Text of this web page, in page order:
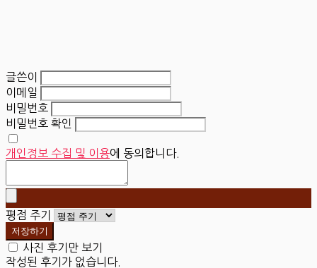
글쓴이
이메일
비밀번호
비밀번호 확인
개인정보 수집 및 이용에 동의합니다.
평점 주기
저장하기
사진 후기만 보기
작성된 후기가 없습니다.